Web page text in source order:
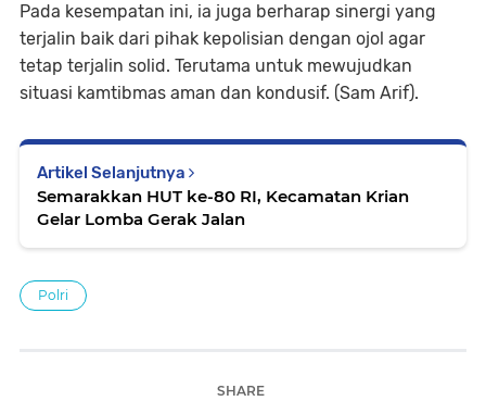
Pada kesempatan ini, ia juga berharap sinergi yang
terjalin baik dari pihak kepolisian dengan ojol agar
tetap terjalin solid. Terutama untuk mewujudkan
situasi kamtibmas aman dan kondusif. (Sam Arif).
Artikel Selanjutnya
Semarakkan HUT ke-80 RI, Kecamatan Krian
Gelar Lomba Gerak Jalan
Polri
SHARE